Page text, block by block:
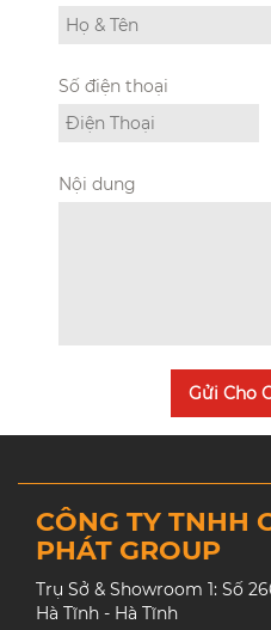
Số điện thoại
Nội dung
Gửi Cho
CÔNG TY TNHH
PHÁT GROUP
Trụ Sở & Showroom 1: Số
Hà Tĩnh - Hà Tĩnh